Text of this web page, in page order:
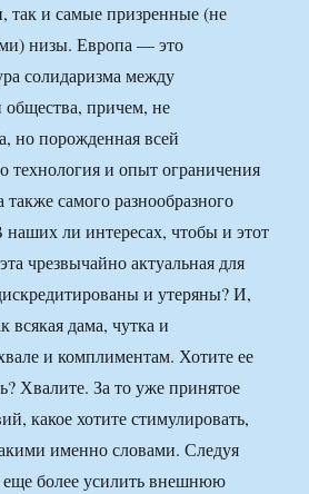
так и самые призренные (не
низы. Европа — это
солидаризма между
причем, не
но порожденная всей
технология и опыт ограничения
также самого разнообразного
ли интересах, чтобы и этот
чрезвычайно актуальная для
и утеряны? И,
всякая дама, чутка и
и комплиментам. Хотите ее
Хвалите. За то уже принятое
какое хотите стимулировать,
именно словами. Следуя
еще более усилить внешнюю